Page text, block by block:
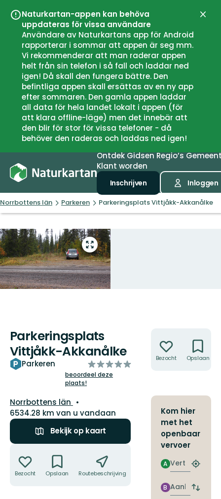
Naturkartan-appen kan behöva
uppdateras för vissa användare
Användare av Naturkartans app för Android
rapporterar i sommar att appen är seg mm.
Vi rekommenderar att man raderar appen
helt från sin telefon i så fall och laddar ned
igen! Då skall den fungera bättre. Den
befintliga appen skall ersättas av en ny app
efter sommaren. Den gamla appen laddar
all data för hela landet lokalt i appen (för
att klara offline-läge) men det innebär att
den blir för stor för vissa telefoner - då
behöver den raderas och laddas ned igen!
OntdekGidsenRegio’s
Klant worden
Inschrijven Inloggen
Norrbottens län Parkeren Parkeringsplats Vittjåkk-Akkanålke
Open
volledig
scherm
Parkeringsplats
Vittjåkk-Akkanålke
Parkeren
van
5
sterren
beoordeel deze
plaats!
Regio:
Norrbottens län
6534.28 km van u vandaan
Bekijk op kaart
Bezocht Opslaan Routebeschrijving
Bezocht Opslaan
Kom hier
met het
openbaar
vervoer
Vertrek
A
Zoek
halte
Aankomst
B
Wissel